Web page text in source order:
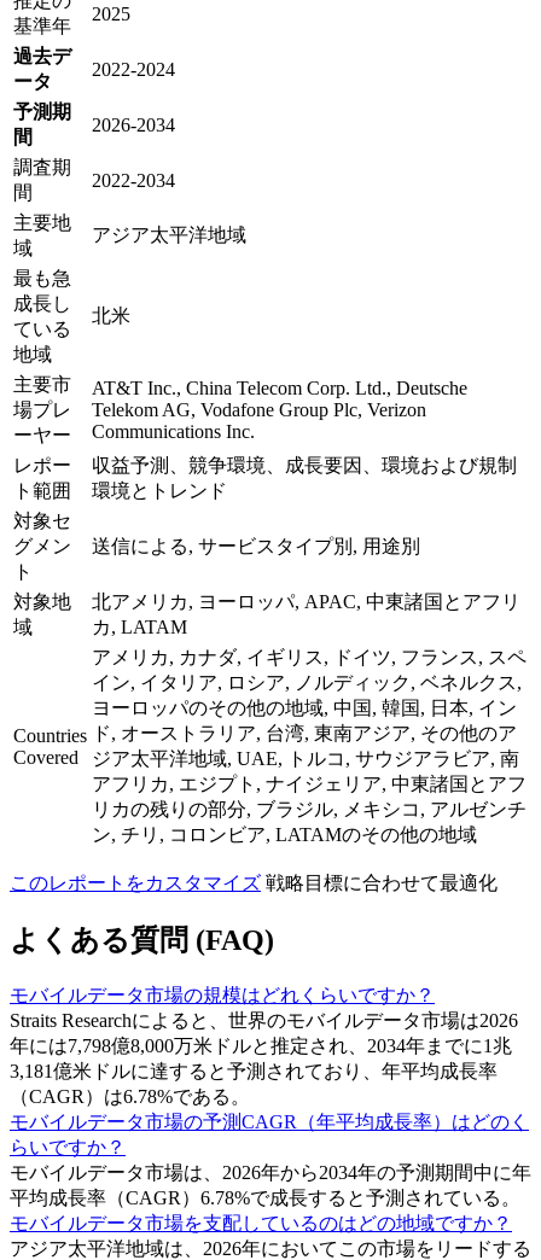
基準年
2025
過去デ
ータ
2022-2024
予測期
間
2026-2034
調査期
間
2022-2034
主要地
域
アジア太平洋地域
最も急
成長し
ている
地域
北米
主要市
場プレ
ーヤー
AT&T Inc., China Telecom Corp. Ltd., Deutsche
Telekom AG, Vodafone Group Plc, Verizon
Communications Inc.
レポー
ト範囲
収益予測、競争環境、成長要因、環境および規制
環境とトレンド
対象セ
グメン
ト
送信による, サービスタイプ別, 用途別
対象地
域
北アメリカ, ヨーロッパ, APAC, 中東諸国とアフリ
カ, LATAM
Countries
Covered
アメリカ, カナダ, イギリス, ドイツ, フランス, スペ
イン, イタリア, ロシア, ノルディック, ベネルクス,
ヨーロッパのその他の地域, 中国, 韓国, 日本, イン
ド, オーストラリア, 台湾, 東南アジア, その他のア
ジア太平洋地域, UAE, トルコ, サウジアラビア, 南
アフリカ, エジプト, ナイジェリア, 中東諸国とアフ
リカの残りの部分, ブラジル, メキシコ, アルゼンチ
ン, チリ, コロンビア, LATAMのその他の地域
このレポートをカスタマイズ 戦略目標に合わせて最適化
よくある質問 (FAQ)
モバイルデータ市場の規模はどれくらいですか？
Straits Researchによると、世界のモバイルデータ市場は2026
年には7,798億8,000万米ドルと推定され、2034年までに1兆
3,181億米ドルに達すると予測されており、年平均成長率
（CAGR）は6.78%である。
モバイルデータ市場の予測CAGR（年平均成長率）はどのく
らいですか？
モバイルデータ市場は、2026年から2034年の予測期間中に年
平均成長率（CAGR）6.78%で成長すると予測されている。
モバイルデータ市場を支配しているのはどの地域ですか？
アジア太平洋地域は、2026年においてこの市場をリードする